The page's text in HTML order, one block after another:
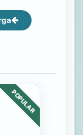
POPULAR